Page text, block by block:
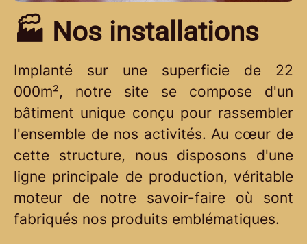
🏭 Nos installations
Implanté sur une superficie de 22
000m², notre site se compose d'un
bâtiment unique conçu pour rassembler
l'ensemble de nos activités. Au cœur de
cette structure, nous disposons d'une
ligne principale de production, véritable
moteur de notre savoir-faire où sont
fabriqués nos produits emblématiques.